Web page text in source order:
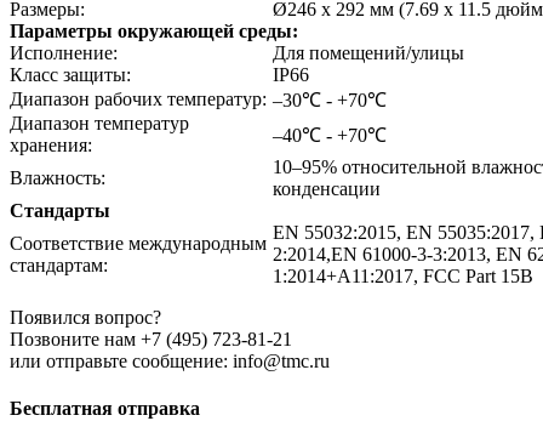
Размеры:
Ø246 x 292 мм (7.69 x 11.5
Параметры окружающей среды:
Исполнение:
Для помещений/улицы
Класс защиты:
IP66
Диапазон рабочих температур: –30℃ - +70℃
Диапазон температур
хранения:
–40℃ - +70℃
Влажность:
10–95% относительной
конденсации
Стандарты
Соответствие международным
стандартам:
EN 55032:2015, EN 55035:2017,
2:2014,EN 61000-3-3:2013, EN
1:2014+A11:2017, FCC Part 15B
Появился вопрос?
Позвоните нам +7 (495) 723-81-21
или отправьте сообщение: info@tmc.ru
Бесплатная отправка